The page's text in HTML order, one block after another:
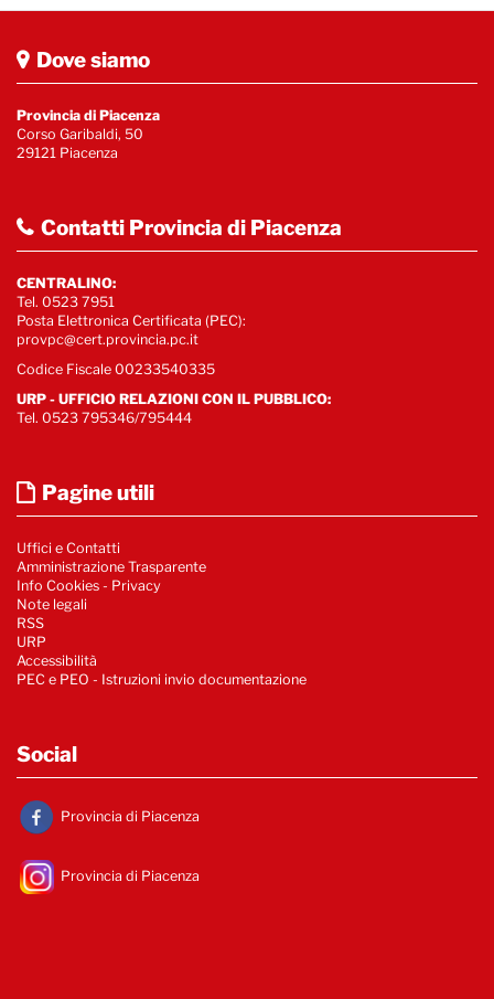
Dove siamo
Provincia di Piacenza
Corso Garibaldi, 50
29121 Piacenza
Contatti Provincia di Piacenza
CENTRALINO:
Tel. 0523 7951
Posta Elettronica Certificata (PEC):
provpc@cert.provincia.pc.it
Codice Fiscale 00233540335
URP - UFFICIO RELAZIONI CON IL PUBBLICO:
Tel. 0523 795346/795444
Pagine utili
Uffici e Contatti
Amministrazione Trasparente
Info Cookies - Privacy
Note legali
RSS
URP
Accessibilità
PEC e PEO - Istruzioni invio documentazione
Social
Provincia di Piacenza
Provincia di Piacenza